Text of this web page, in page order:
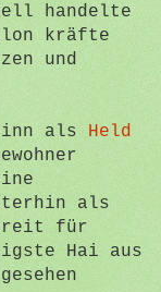
handelte
kräfte
und
als Held
als
für
Hai aus